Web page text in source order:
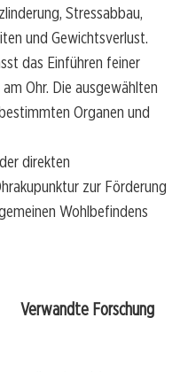
Stressabbau,
und Gewichtsverlust.
das Einführen feiner
Ohr. Die ausgewählten
Organen und
direkten
zur Förderung
Wohlbefindens
Verwandte Forschung